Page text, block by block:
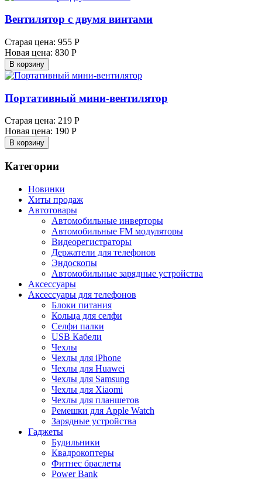
Вентилятор с двумя винтами
Старая цена: 955 Р
Новая цена: 830 Р
В корзину
Портативный мини-вентилятор
Старая цена: 219 Р
Новая цена: 190 Р
В корзину
Категории
Новинки
Хиты продаж
Автотовары
Автомобильные инверторы
Автомобильные FM модуляторы
Видеорегистраторы
Держатели для телефонов
Эндоскопы
Автомобильные зарядные устройства
Аксессуары
Аксессуары для телефонов
Блоки питания
Кольца для селфи
Селфи палки
USB Кабели
Чехлы
Чехлы для iPhone
Чехлы для Huawei
Чехлы для Samsung
Чехлы для Xiaomi
Чехлы для планшетов
Ремешки для Apple Watch
Зарядные устройства
Гаджеты
Будильники
Квадрокоптеры
Фитнес браслеты
Power Bank